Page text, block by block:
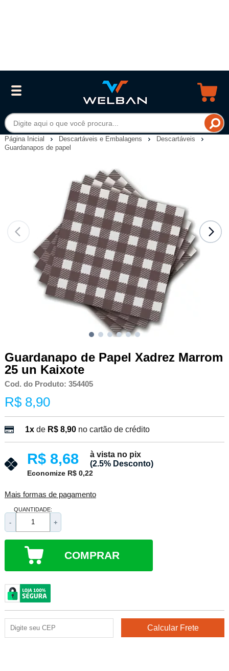
Página Inicial Descartáveis e Embalagens
Descartáveis
Guardanapos de papel
Guardanapo de Papel Xadrez Marrom
25 un Kaixote
Cod. do Produto: 354405
R$ 8,90
1xde R$ 8,90 no cartão de crédito
R$ 8,68
à vista no pix
(2.5% Desconto)
Economize R$ 0,22
Mais formas de pagamento
QUANTIDADE:
- +
COMPRAR